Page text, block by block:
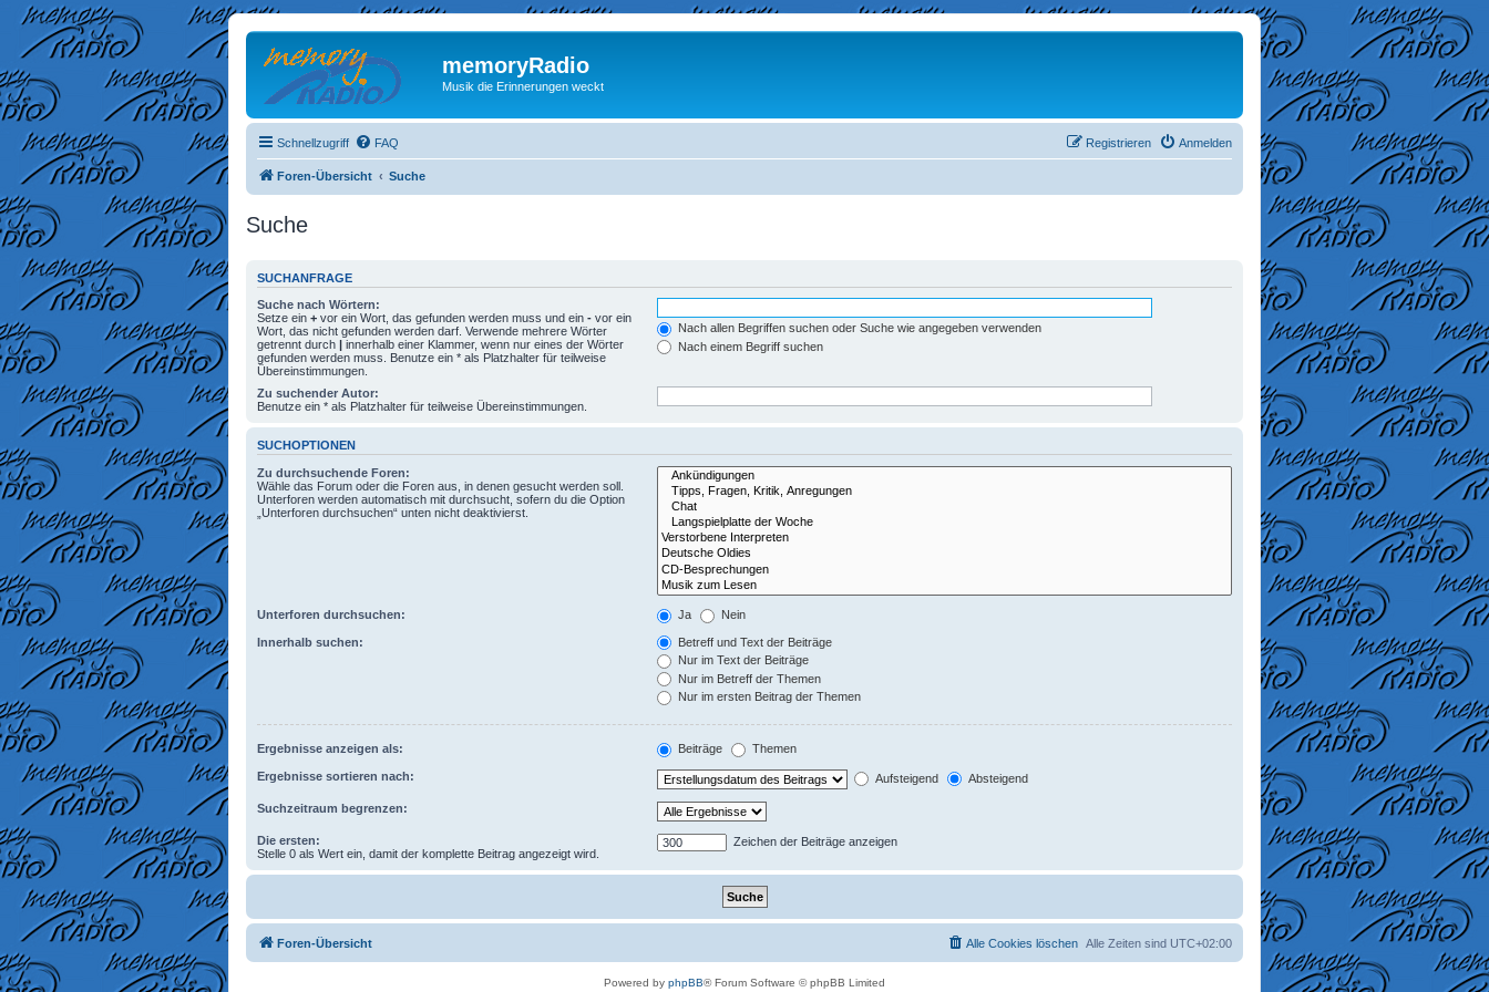
memoryRadio
Musik die Erinnerungen weckt
Schnellzugriff FAQ Anmelden
Registrieren
Foren-Übersicht Suche
Suche
SUCHANFRAGE
Suche nach Wörtern:
Setze ein + vor ein Wort, das gefunden werden muss und ein - vor ein
Wort, das nicht gefunden werden darf. Verwende mehrere Wörter
getrennt durch | innerhalb einer Klammer, wenn nur eines der Wörter
gefunden werden muss. Benutze ein * als Platzhalter für teilweise
Übereinstimmungen.
Nach allen Begriffen suchen oder Suche wie angegeben verwenden
Nach einem Begriff suchen
Zu suchender Autor:
Benutze ein * als Platzhalter für teilweise Übereinstimmungen.
SUCHOPTIONEN
Zu durchsuchende Foren:
Wähle das Forum oder die Foren aus, in denen gesucht werden soll.
Unterforen werden automatisch mit durchsucht, sofern du die Option
„Unterforen durchsuchen“ unten nicht deaktivierst.
Unterforen durchsuchen: Ja Nein
Innerhalb suchen:
Betreff und Text der Beiträge
Nur im Text der Beiträge
Nur im Betreff der Themen
Nur im ersten Beitrag der Themen
Ergebnisse anzeigen als: Beiträge Themen
Ergebnisse sortieren nach: Aufsteigend Absteigend
Suchzeitraum begrenzen:
Die ersten:
Stelle 0 als Wert ein, damit der komplette Beitrag angezeigt wird.
Zeichen der Beiträge anzeigen
Foren-Übersicht Alle Zeiten sind UTC+02:00
Alle Cookies löschen
Powered by phpBB® Forum Software © phpBB Limited